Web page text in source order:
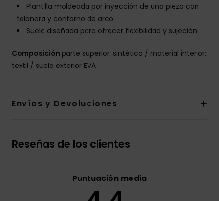
Plantilla moldeada por inyección de una pieza con
talonera y contorno de arco
Suela diseñada para ofrecer flexibilidad y sujeción
Composición parte superior: sintético / material interior:
textil / suela exterior EVA
Envíos y Devoluciones
Reseñas de los clientes
Puntuación media